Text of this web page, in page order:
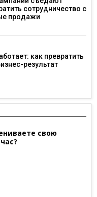
сотрудничество с
продажи
как превратить
результат
свою